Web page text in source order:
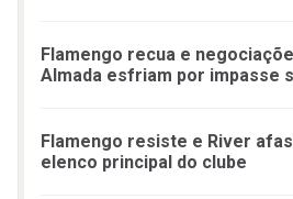
Flamengo recua e
Almada esfriam por impasse
Flamengo resiste e River
elenco principal do clube